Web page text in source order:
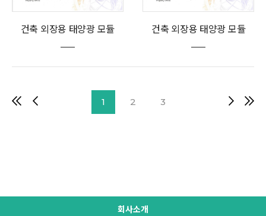
건축 외장용 태양광 모듈 건축 외장용 태양광 모듈
1 2 3
회사소개